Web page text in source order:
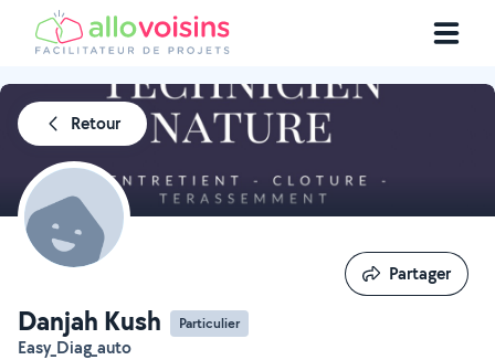
Retour
Danjah Kush Particulier
Easy_Diag_auto
Partager
Partager